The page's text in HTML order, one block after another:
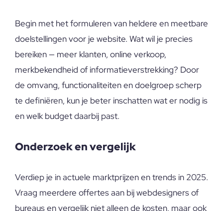
Begin met het formuleren van heldere en meetbare
doelstellingen voor je website. Wat wil je precies
bereiken — meer klanten, online verkoop,
merkbekendheid of informatieverstrekking? Door
de omvang, functionaliteiten en doelgroep scherp
te definiëren, kun je beter inschatten wat er nodig is
en welk budget daarbij past.
Onderzoek en vergelijk
Verdiep je in actuele marktprijzen en trends in 2025.
Vraag meerdere offertes aan bij webdesigners of
bureaus en vergelijk niet alleen de kosten, maar ook